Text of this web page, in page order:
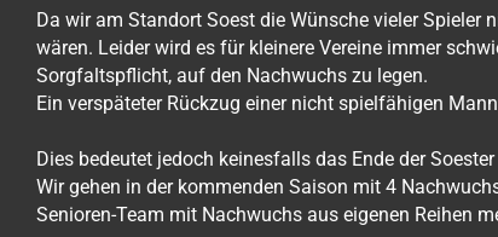
Da wir am Standort Soest die Wünsche vieler Spieler
wären. Leider wird es für kleinere Vereine immer
Sorgfaltspflicht, auf den Nachwuchs zu legen.
Ein verspäteter Rückzug einer nicht spielfähigen
Dies bedeutet jedoch keinesfalls das Ende der Soester
Wir gehen in der kommenden Saison mit 4
Senioren-Team mit Nachwuchs aus eigenen Reihen